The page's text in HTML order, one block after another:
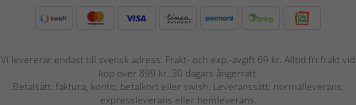
Vi levererar endast till svensk adress. Frakt- och exp.-avgift 69 kr. Alltid fri frakt vid
köp över 899 kr. 30 dagars ångerrätt.
Betalsätt: faktura, konto, betalkort eller swish. Leveranssätt: normalleverans,
expressleverans eller hemleverans.